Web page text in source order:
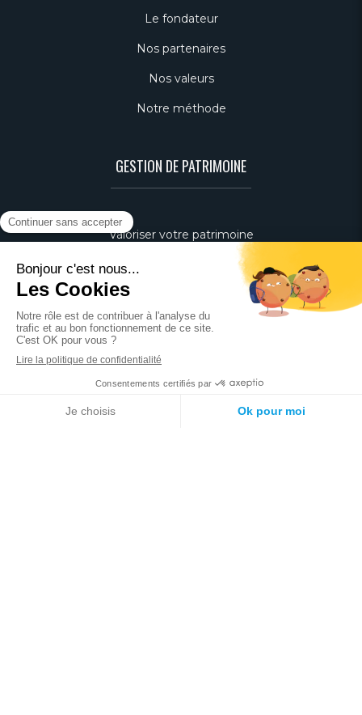
Le fondateur
Nos partenaires
Nos valeurs
Notre méthode
GESTION DE PATRIMOINE
Valoriser votre patrimoine
Préparation de la retraite
Optimisation fiscale
Transmission du patrimoine
Placement de trésorerie
Cession d'entreprise